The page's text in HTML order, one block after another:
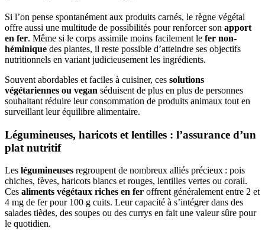
Si l’on pense spontanément aux produits carnés, le règne végétal
offre aussi une multitude de possibilités pour renforcer son apport
en fer. Même si le corps assimile moins facilement le fer non-
héminique des plantes, il reste possible d’atteindre ses objectifs
nutritionnels en variant judicieusement les ingrédients.
Souvent abordables et faciles à cuisiner, ces solutions
végétariennes ou vegan séduisent de plus en plus de personnes
souhaitant réduire leur consommation de produits animaux tout en
surveillant leur équilibre alimentaire.
Légumineuses, haricots et lentilles : l’assurance d’un
plat nutritif
Les légumineuses regroupent de nombreux alliés précieux : pois
chiches, fèves, haricots blancs et rouges, lentilles vertes ou corail.
Ces aliments végétaux riches en fer offrent généralement entre 2 et
4 mg de fer pour 100 g cuits. Leur capacité à s’intégrer dans des
salades tièdes, des soupes ou des currys en fait une valeur sûre pour
le quotidien.